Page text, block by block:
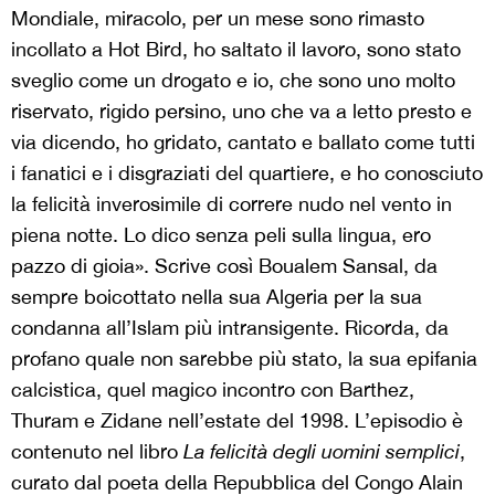
Mondiale, miracolo, per un mese sono rimasto
incollato a Hot Bird, ho saltato il lavoro, sono stato
sveglio come un drogato e io, che sono uno molto
riservato, rigido persino, uno che va a letto presto e
via dicendo, ho gridato, cantato e ballato come tutti
i fanatici e i disgraziati del quartiere, e ho conosciuto
la felicità inverosimile di correre nudo nel vento in
piena notte. Lo dico senza peli sulla lingua, ero
pazzo di gioia». Scrive così Boualem Sansal, da
sempre boicottato nella sua Algeria per la sua
condanna all’Islam più intransigente. Ricorda, da
profano quale non sarebbe più stato, la sua epifania
calcistica, quel magico incontro con Barthez,
Thuram e Zidane nell’estate del 1998. L’episodio è
contenuto nel libro La felicità degli uomini semplici,
curato dal poeta della Repubblica del Congo Alain